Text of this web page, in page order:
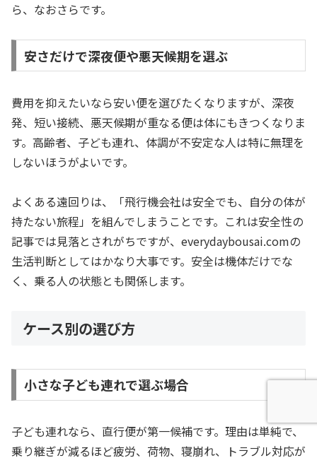
ら、なおさらです。
安さだけで深夜便や悪天候期を選ぶ
費用を抑えたいなら安い便を選びたくなりますが、深夜
発、短い接続、悪天候期が重なる便は体にもきつくなりま
す。高齢者、子ども連れ、体調が不安定な人は特に無理を
しないほうがよいです。
よくある遠回りは、「飛行機会社は安全でも、自分の体が
持たない旅程」を組んでしまうことです。これは安全性の
記事では見落とされがちですが、everydaybousai.comの
生活判断としてはかなり大事です。安全は機体だけでな
く、乗る人の状態とも関係します。
ケース別の選び方
小さな子ども連れで選ぶ場合
子ども連れなら、直行便が第一候補です。理由は単純で、
乗り継ぎが減るほど疲労、荷物、寝崩れ、トラブル対応が